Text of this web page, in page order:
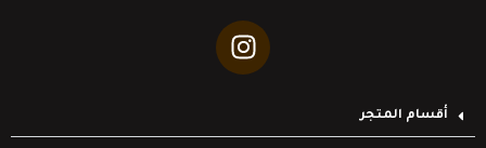
أقسام المتجر